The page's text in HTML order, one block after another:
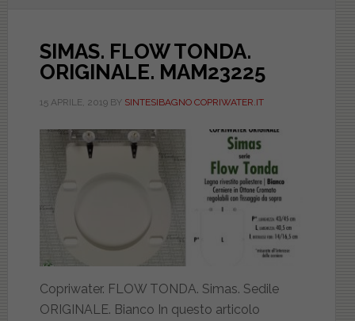
SIMAS. FLOW TONDA.
ORIGINALE. MAM23225
15 APRILE, 2019BY SINTESIBAGNO COPRIWATER.IT
Copriwater. FLOW TONDA. Simas. Sedile
ORIGINALE. Bianco In questo articolo